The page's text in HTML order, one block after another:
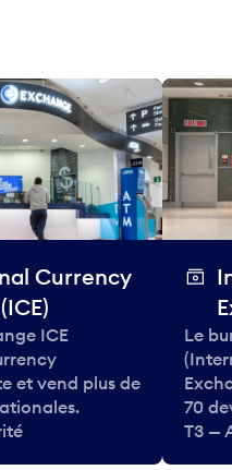
Currency
ICE
et vend plus de
Le
70
T3 —